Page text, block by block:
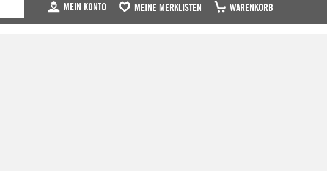
MEIN KONTO MEINE MERKLISTEN WARENKORB